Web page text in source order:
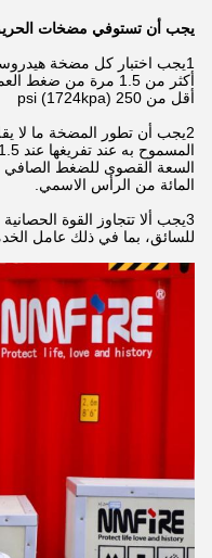
يجب أن تستوفي مضخات الحريق
1يجب اختبار كل مضخة هيدروستاتيكيا لمدة لا تقل عن 5 دقائق.
أكثر من 1.5 مرة من
أقل من 250 psi (1724kpa)
المسموح به عند تفريغها عند 1.5 مرة
المائة من الرأس الاسمي.
للسائق، بما في ذلك عامل